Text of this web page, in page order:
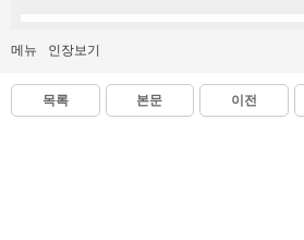
메뉴 인장보기
목록 본문 이전